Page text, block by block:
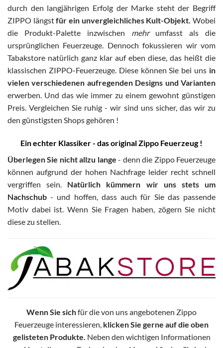
durch den langjährigen Erfolg der Marke steht der Begriff
ZIPPO längstfür ein unvergleichliches Kult-Objekt.Wobei
die Produkt-Palette inzwischen mehrumfasst als die
ursprünglichen Feuerzeuge. Dennoch fokussieren wir vom
Tabakstore natürlich ganz klar auf eben diese, das heißt die
klassischen ZIPPO-Feuerzeuge. Diese können Sie bei uns in
vielen verschiedenen aufregenden Designs und Varianten
erwerben. Und das wie immer zu einem gewohnt günstigen
Preis. Vergleichen Sie ruhig - wir sind uns sicher, das wir zu
den günstigsten Shops gehören !
Ein echter Klassiker - das original Zippo Feuerzeug !
Überlegen Sie nicht allzu lange - denn die Zippo Feuerzeuge
können aufgrund der hohen Nachfrage leider recht schnell
vergriffen sein. Natürlich kümmern wir uns stets um
Nachschub - und hoffen, dass auch für Sie das passende
Motiv dabei ist. Wenn Sie Fragen haben, zögern Sie nicht
diese zu stellen.
Wenn Sie sichfür die von uns angebotenen Zippo
Feuerzeuge interessieren, klicken Sie gerne auf die oben
gelisteten Produkte. Neben den wichtigen Informationen